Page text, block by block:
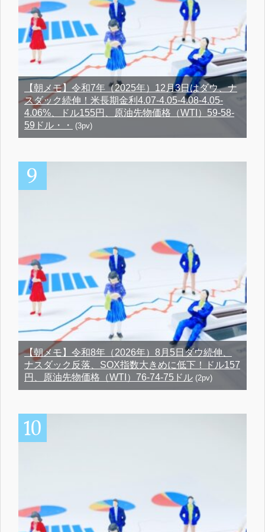
【朝メモ】令和7年（2025年）12月3日はダウ、ナ
スダック続伸！米長期金利4.07-4.05-4.08-4.05-
4.06%、ドル155円、原油先物価格（WTI）59-58-
59ドル・・
(3pv)
【朝メモ】令和8年（2026年）8月5日ダウ続伸、
ナスダック反落、SOX指数大きめに低下！ドル157
円、原油先物価格（WTI）76-74-75ドル (2pv)